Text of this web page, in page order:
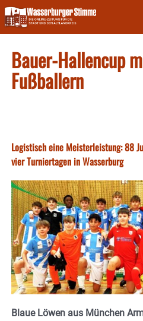
Skip
to
content
Bauer-Hallencup
Fußballern
Logistisch eine Meisterleistung: 88
vier Turniertagen in Wasserburg
Blaue Löwen aus München